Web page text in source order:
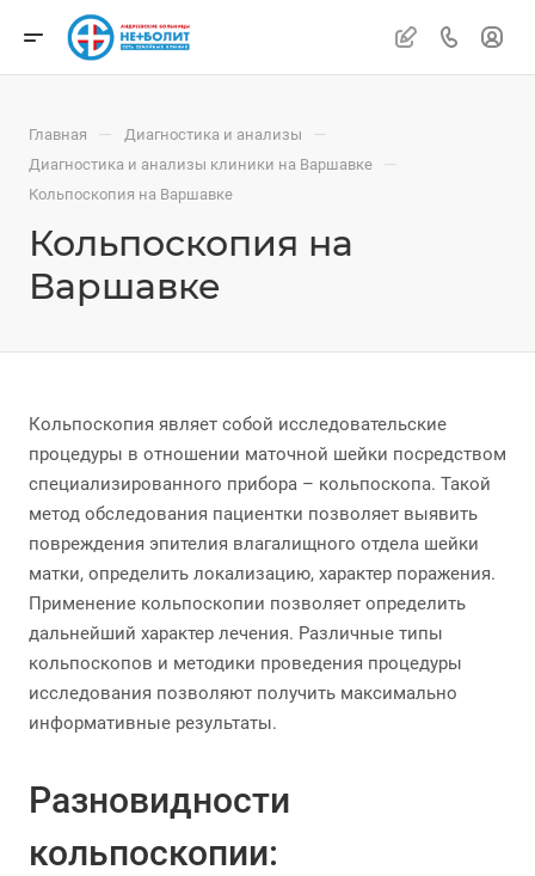
Главная — Диагностика и анализы —
Диагностика и анализы клиники на Варшавке —
Кольпоскопия на Варшавке
Кольпоскопия на
Варшавке
Кольпоскопия являет собой исследовательские
процедуры в отношении маточной шейки посредством
специализированного прибора – кольпоскопа. Такой
метод обследования пациентки позволяет выявить
повреждения эпителия влагалищного отдела шейки
матки, определить локализацию, характер поражения.
Применение кольпоскопии позволяет определить
дальнейший характер лечения. Различные типы
кольпоскопов и методики проведения процедуры
исследования позволяют получить максимально
информативные результаты.
Разновидности
кольпоскопии: